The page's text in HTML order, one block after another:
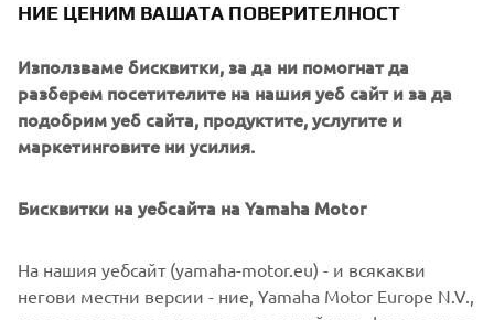
съчетават италианска изтънченост с вълнуваща
мощни корпуси техните лодки предлагат първокласно
изживяване в открити води. Идеални за дневни
круизи, посрещане на гости и обслужващи лодки към
суперяхти, моделите на Sea Water предлагат
създадени за плаване със стил.
НИЕ ЦЕНИМ ВАШАТА ПОВЕРИТЕЛНОСТ
Използваме бисквитки, за да ни помогнат да
разберем посетителите на нашия уеб сайт и за да
подобрим уеб сайта, продуктите, услугите и
маркетинговите ни усилия.
Бисквитки на уебсайта на Yamaha Motor
На нашия уебсайт (yamaha-motor.eu) - и всякакви
негови местни версии - ние, Yamaha Motor Europe N.V.,